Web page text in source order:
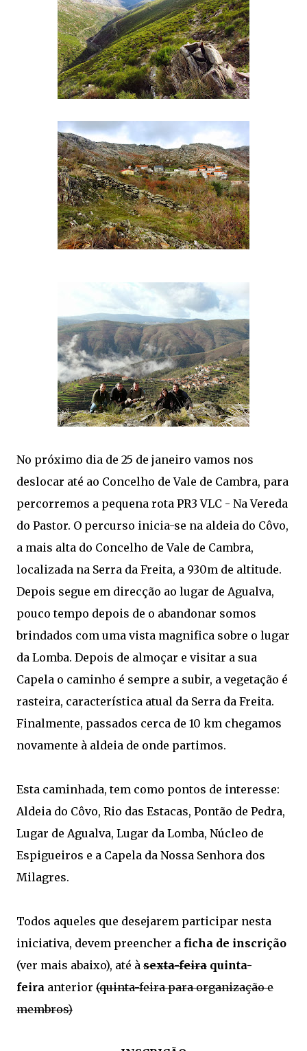
No próximo dia de 25 de janeiro vamos nos
deslocar até ao Concelho de Vale de Cambra, para
percorremos a pequena rota PR3 VLC - Na Vereda
do Pastor. O percurso inicia-se na aldeia do Côvo,
a mais alta do Concelho de Vale de Cambra,
localizada na Serra da Freita, a 930m de altitude.
Depois segue em direcção ao lugar de Agualva,
pouco tempo depois de o abandonar somos
brindados com uma vista magnifica sobre o lugar
da Lomba. Depois de almoçar e visitar a sua
Capela o caminho é sempre a subir, a vegetação é
rasteira, característica atual da Serra da Freita.
Finalmente, passados cerca de 10 km chegamos
novamente à aldeia de onde partimos.
Esta caminhada, tem como pontos de interesse:
Aldeia do Côvo, Rio das Estacas, Pontão de Pedra,
Lugar de Agualva, Lugar da Lomba, Núcleo de
Espigueiros e a Capela da Nossa Senhora dos
Milagres.
Todos aqueles que desejarem participar nesta
iniciativa, devem preencher a ficha de inscrição
(ver mais abaixo), até à sexta-feira quinta-
feira anterior (quinta-feira para organização e
membros)